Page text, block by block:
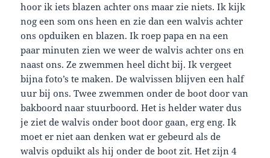
hoor ik iets blazen achter ons maar zie niets. Ik kijk
nog een som ons heen en zie dan een walvis achter
ons opduiken en blazen. Ik roep papa en na een
paar minuten zien we weer de walvis achter ons en
naast ons. Ze zwemmen heel dicht bij. Ik vergeet
bijna foto’s te maken. De walvissen blijven een half
uur bij ons. Twee zwemmen onder de boot door van
bakboord naar stuurboord. Het is helder water dus
je ziet de walvis onder boot door gaan, erg eng. Ik
moet er niet aan denken wat er gebeurd als de
walvis opduikt als hij onder de boot zit. Het zijn 4